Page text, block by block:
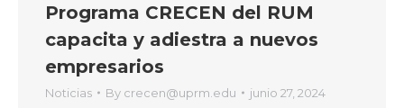
Programa CRECEN del RUM
capacita y adiestra a nuevos
empresarios
Noticias By crecen@uprm.edu junio 27, 2024